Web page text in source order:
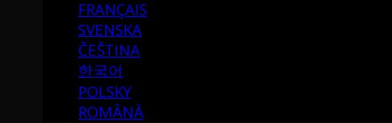
FRANÇAIS
SVENSKA
ČEŠTINA
한국어
POLSKY
ROMÂNĂ